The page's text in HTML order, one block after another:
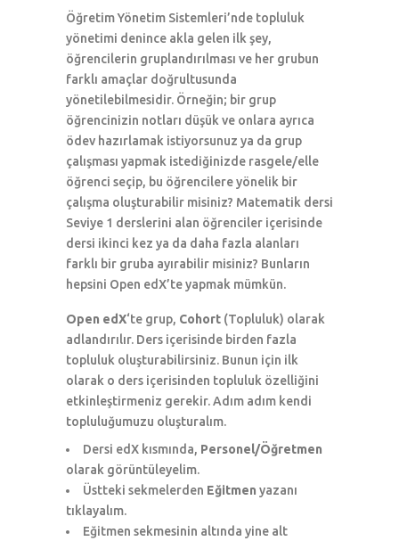
Öğretim Yönetim Sistemleri’nde topluluk
yönetimi denince akla gelen ilk şey,
öğrencilerin gruplandırılması ve her grubun
farklı amaçlar doğrultusunda
yönetilebilmesidir. Örneğin; bir grup
öğrencinizin notları düşük ve onlara ayrıca
ödev hazırlamak istiyorsunuz ya da grup
çalışması yapmak istediğinizde rasgele/elle
öğrenci seçip, bu öğrencilere yönelik bir
çalışma oluşturabilir misiniz? Matematik dersi
Seviye 1 derslerini alan öğrenciler içerisinde
dersi ikinci kez ya da daha fazla alanları
farklı bir gruba ayırabilir misiniz? Bunların
hepsini Open edX’te yapmak mümkün.
Open edX‘te grup, Cohort (Topluluk) olarak
adlandırılır. Ders içerisinde birden fazla
topluluk oluşturabilirsiniz. Bunun için ilk
olarak o ders içerisinden topluluk özelliğini
etkinleştirmeniz gerekir. Adım adım kendi
topluluğumuzu oluşturalım.
Dersi edX kısmında, Personel/Öğretmen
olarak görüntüleyelim.
Üstteki sekmelerden Eğitmen yazanı
tıklayalım.
Eğitmen sekmesinin altında yine alt